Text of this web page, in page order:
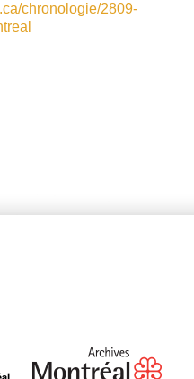
chronologie/2809-